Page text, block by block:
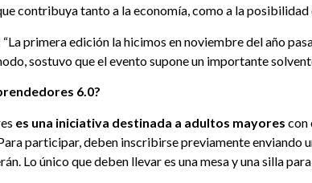
contribuya tanto a la economía, como a la
primera edición la hicimos en noviembre del año
sostuvo que el evento supone un importante
6.0?
es una iniciativa destinada a adultos mayores con
participar, deben inscribirse previamente enviando
Lo único que deben llevar es una mesa y una silla